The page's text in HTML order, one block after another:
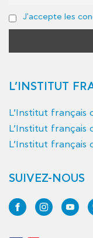
J'accepte les
L’INSTITUT
L’Institut français
L’Institut français
L’Institut français
SUIVEZ-NOUS